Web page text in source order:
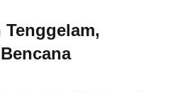
Tenggelam,